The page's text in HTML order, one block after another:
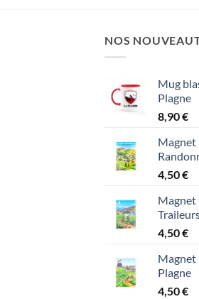
NOS
Mug
Plagne
8,90€
Magnet
4,50€
Magnet
4,50€
Magnet
Plagne
4,50€